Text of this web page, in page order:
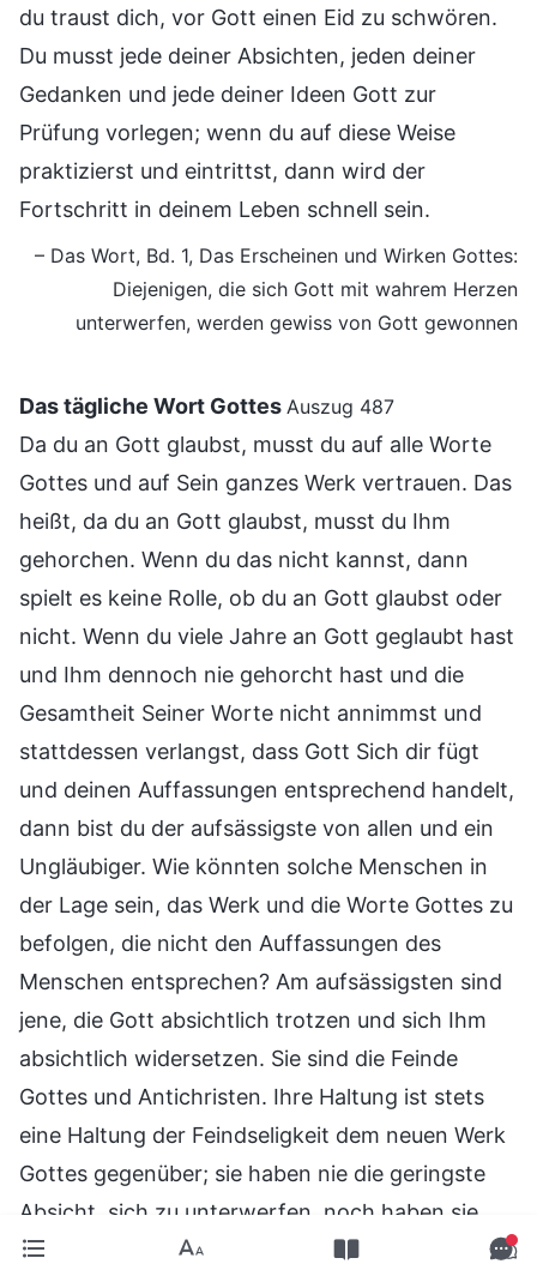
du traust dich, vor Gott einen Eid zu schwören.
Du musst jede deiner Absichten, jeden deiner
Gedanken und jede deiner Ideen Gott zur
Prüfung vorlegen; wenn du auf diese Weise
praktizierst und eintrittst, dann wird der
Fortschritt in deinem Leben schnell sein.
– Das Wort, Bd. 1, Das Erscheinen und Wirken Gottes:
Diejenigen, die sich Gott mit wahrem Herzen
unterwerfen, werden gewiss von Gott gewonnen
Das tägliche Wort Gottes Auszug 487
Da du an Gott glaubst, musst du auf alle Worte
Gottes und auf Sein ganzes Werk vertrauen. Das
heißt, da du an Gott glaubst, musst du Ihm
gehorchen. Wenn du das nicht kannst, dann
spielt es keine Rolle, ob du an Gott glaubst oder
nicht. Wenn du viele Jahre an Gott geglaubt hast
und Ihm dennoch nie gehorcht hast und die
Gesamtheit Seiner Worte nicht annimmst und
stattdessen verlangst, dass Gott Sich dir fügt
und deinen Auffassungen entsprechend handelt,
dann bist du der aufsässigste von allen und ein
Ungläubiger. Wie könnten solche Menschen in
der Lage sein, das Werk und die Worte Gottes zu
befolgen, die nicht den Auffassungen des
Menschen entsprechen? Am aufsässigsten sind
jene, die Gott absichtlich trotzen und sich Ihm
absichtlich widersetzen. Sie sind die Feinde
Gottes und Antichristen. Ihre Haltung ist stets
eine Haltung der Feindseligkeit dem neuen Werk
Gottes gegenüber; sie haben nie die geringste
Absicht, sich zu unterwerfen, noch haben sie
sich jemals bereitwillig unterworfen oder sich